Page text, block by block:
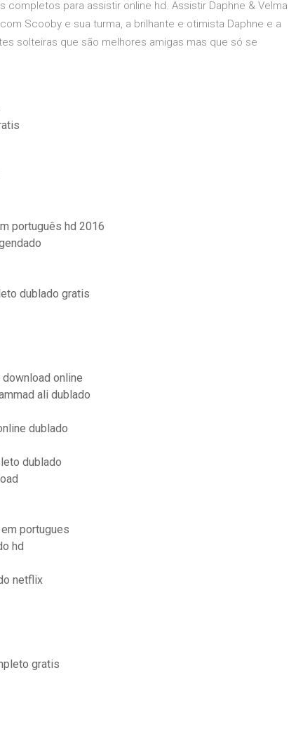
completos para assistir online hd. Assistir Daphne & Velma
Scooby e sua turma, a brilhante e otimista Daphne e a
solteiras que são melhores amigas mas que só se
português hd 2016
dublado gratis
online
ali dublado
dublado
dublado
portugues
hd
netflix
gratis